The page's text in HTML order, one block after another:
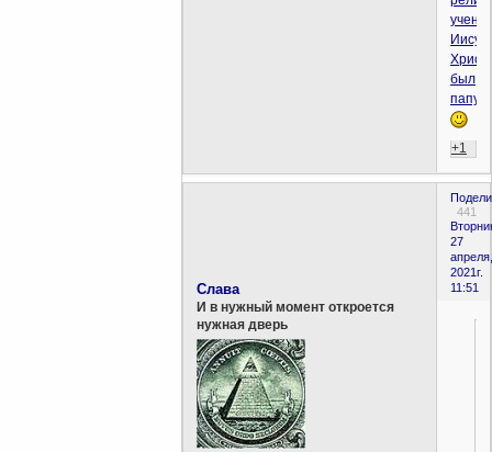
Иисус
был
+1
441
27
апреля,
2021г.
11:51
Слава
И в нужный момент откроется
нужная дверь